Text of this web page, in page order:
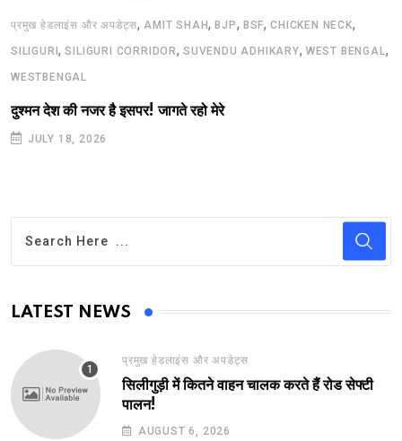
प्रमुख हेडलाइंस और अपडेट्स, AMIT SHAH,BJP, BSF,CHICKEN NECK,
SILIGURI,SILIGURI CORRIDOR,SUVENDU ADHIKARY, WEST BENGAL ,
WESTBENGAL
दुश्मन देश की नजर है इसपर! जागते रहो मेरे
JULY 18, 2026
LATEST NEWS
प्रमुख हेडलाइंस और अपडेट्स
सिलीगुड़ी में कितने वाहन चालक करते हैं रोड सेफ्टी
पालन!
AUGUST 6, 2026